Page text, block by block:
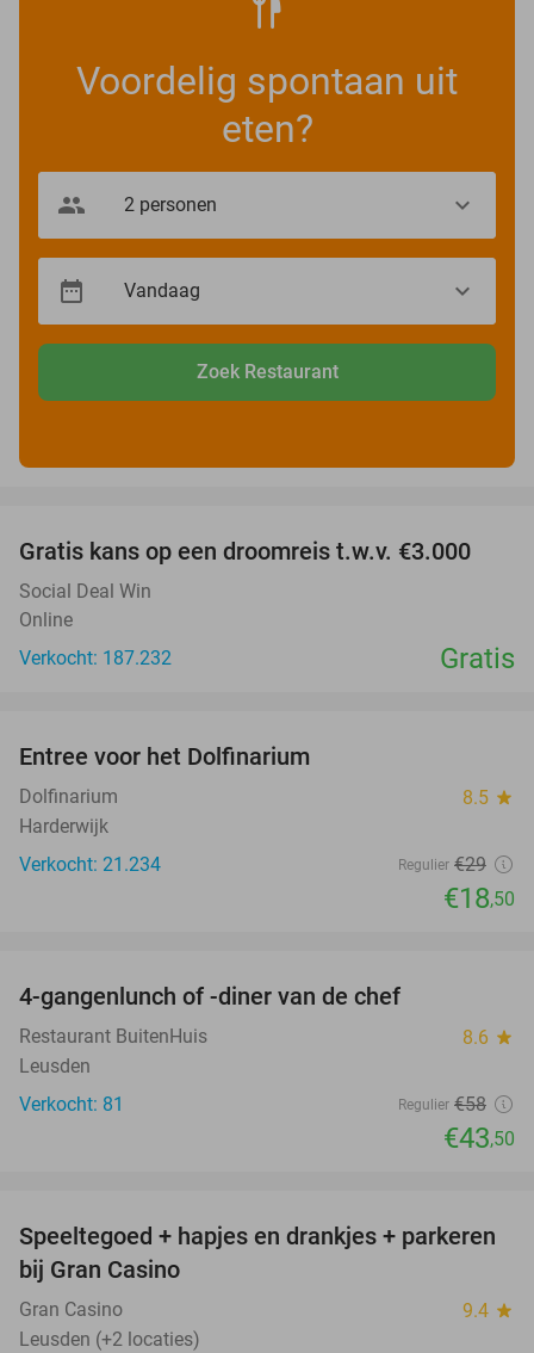
Voordelig spontaan uit
eten?
Zoek Restaurant
Gratis kans op een droomreis t.w.v. €3.000
Social Deal Win
Online
Verkocht: 187.232
Gratis
Entree voor het Dolfinarium
Dolfinarium 8.5 star
Harderwijk
Verkocht: 21.234
Regulier €29
€18,50
4-gangenlunch of -diner van de chef
Restaurant BuitenHuis 8.6 star
Leusden
Verkocht: 81
Regulier €58
€43,50
50%
Speeltegoed + hapjes en drankjes + parkeren
bij Gran Casino
Gran Casino 9.4 star
Leusden (+2 locaties)